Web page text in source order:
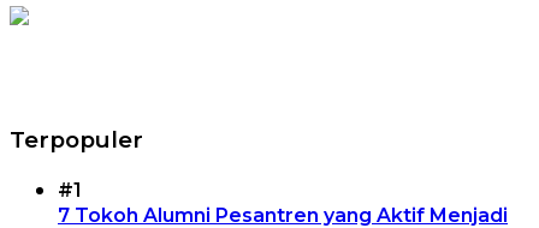
Terpopuler
#1
7 Tokoh Alumni Pesantren yang Aktif Menjadi